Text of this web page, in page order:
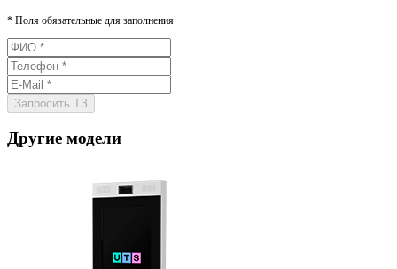
* Поля обязательные для заполнения
Другие модели